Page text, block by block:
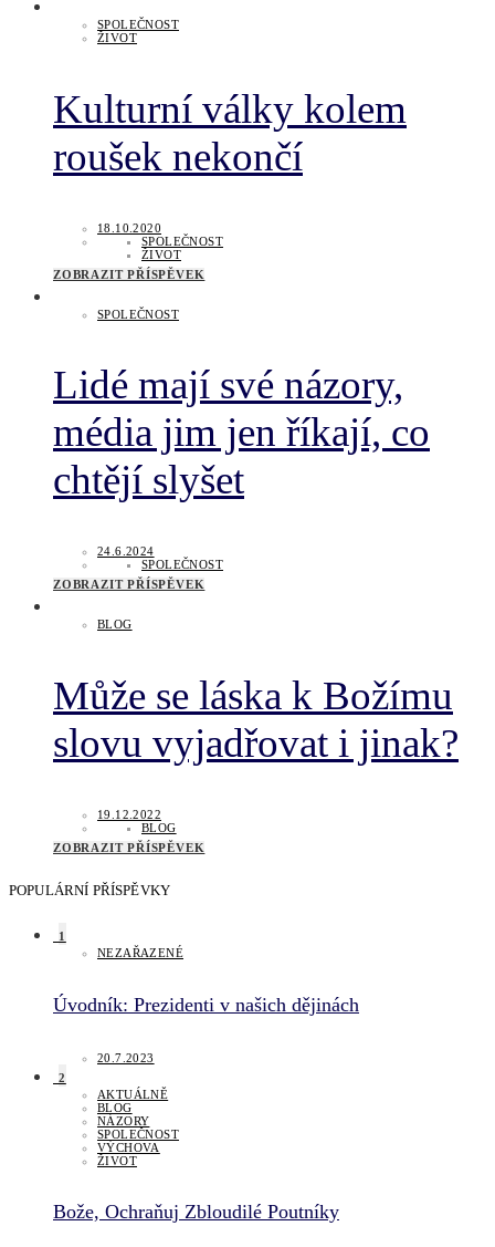
SPOLEČNOST
ŽIVOT
Kulturní války kolem
roušek nekončí
18.10.2020
SPOLEČNOST
ŽIVOT
ZOBRAZIT PŘÍSPĚVEK
SPOLEČNOST
Lidé mají své názory,
média jim jen říkají, co
chtějí slyšet
24.6.2024
SPOLEČNOST
ZOBRAZIT PŘÍSPĚVEK
BLOG
Může se láska k Božímu
slovu vyjadřovat i jinak?
19.12.2022
BLOG
ZOBRAZIT PŘÍSPĚVEK
POPULÁRNÍ PŘÍSPĚVKY
1
NEZAŘAZENÉ
Úvodník: Prezidenti v našich dějinách
20.7.2023
2
AKTUÁLNĚ
BLOG
NÁZORY
SPOLEČNOST
VÝCHOVA
ŽIVOT
Bože, Ochraňuj Zbloudilé Poutníky